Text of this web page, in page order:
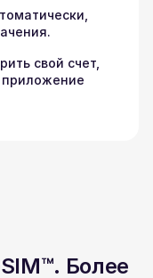
свой счет,
Более